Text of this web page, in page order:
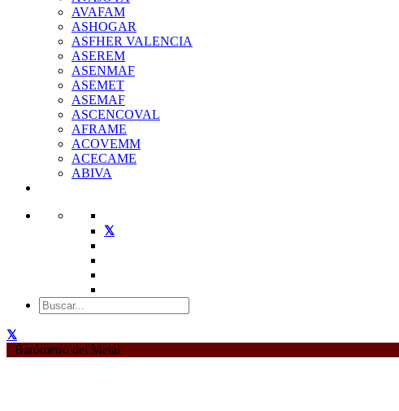
AVAFAM
ASHOGAR
ASFHER VALENCIA
ASEREM
ASENMAF
ASEMET
ASEMAF
ASCENCOVAL
AFRAME
ACOVEMM
ACECAME
ABIVA
Barómetro del Metal